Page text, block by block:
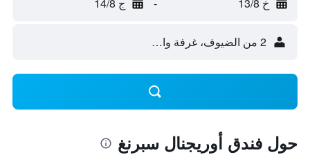
2 من الضيوف، غرفة واحدة
حول فندق أوريجنال سبرنغ